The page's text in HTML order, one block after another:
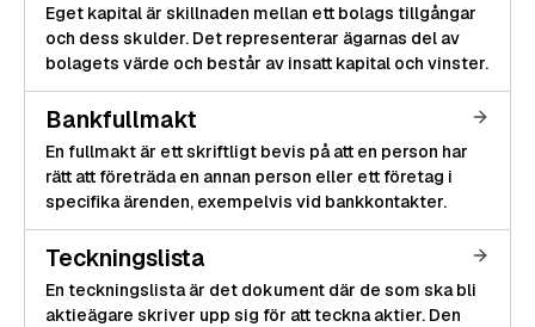
Eget kapital är skillnaden mellan ett bolags tillgångar
och dess skulder. Det representerar ägarnas del av
bolagets värde och består av insatt kapital och vinster.
Bankfullmakt
En fullmakt är ett skriftligt bevis på att en person har
rätt att företräda en annan person eller ett företag i
specifika ärenden, exempelvis vid bankkontakter.
Teckningslista
En teckningslista är det dokument där de som ska bli
aktieägare skriver upp sig för att teckna aktier. Den